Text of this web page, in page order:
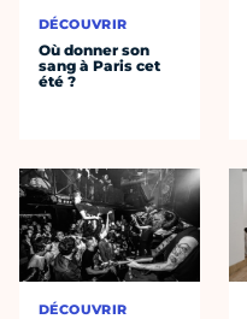
DÉCOUVRIR
Où donner son
sang à Paris cet
été ?
DÉCOUVRIR